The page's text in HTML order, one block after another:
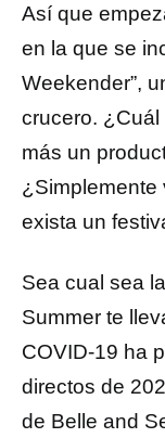
Así que
en la que se
Weekender”,
crucero.
más un
¿Simplemente
exista un
Sea cual sea
Summer te
COVID-19 ha
directos de
de Belle and